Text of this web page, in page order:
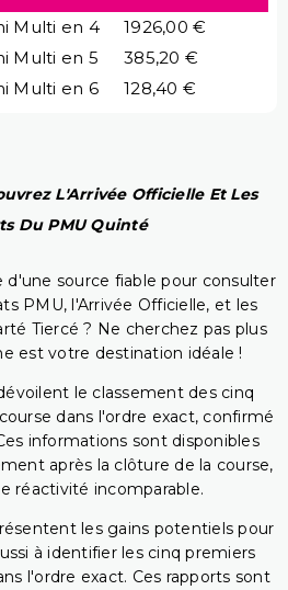
Multi en 4
1926,00 €
Multi en 5
385,20 €
Multi en 6 128,40 €
L'Arrivée Officielle Et Les
Du PMU Quinté
d'une source fiable pour consulter
PMU, l'Arrivée Officielle, et les
Tiercé ? Ne cherchez pas plus
est votre destination idéale !
le classement des cinq
dans l'ordre exact, confirmé
informations sont disponibles
après la clôture de la course,
réactivité incomparable.
les gains potentiels pour
à identifier les cinq premiers
l'ordre exact. Ces rapports sont